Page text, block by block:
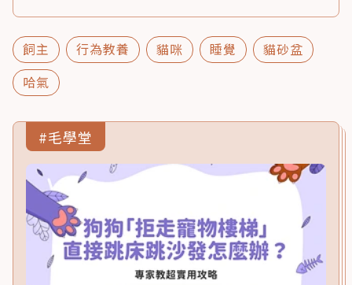
飼主 行為教養 貓咪 睡覺
貓砂盆
哈氣
#毛學堂